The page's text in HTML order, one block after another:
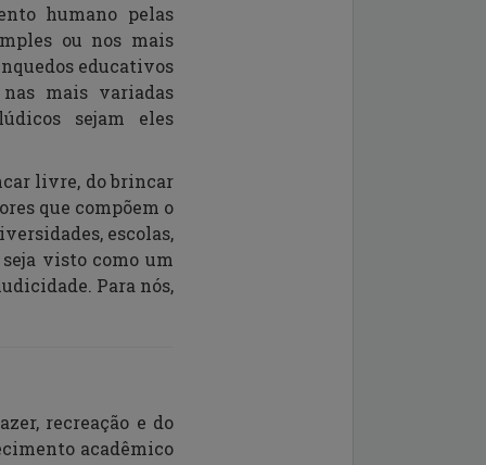
humano pelas
ou nos mais
educativos
mais variadas
sejam eles
livre, do brincar
que compõem o
escolas,
visto como um
Para nós,
recreação e do
acadêmico